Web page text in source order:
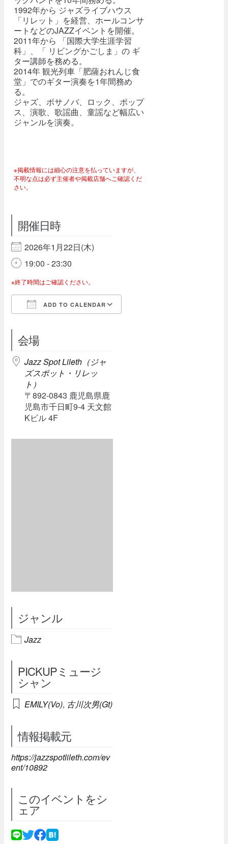
1992年から ジャズライブハウス
「リレット」を経営、ホールコンサ
ートなどのJAZZイベントを開催。
2011年から 「国際大学生涯学習
科」、「 リビングかごしま」の ギ
ター講師を務める。
2014年 観光列車「肥薩おれんじ食
堂」でのギター演奏を1年間務め
る。
ジャズ、ボサノバ、ロック、ポップ
ス、演歌、歌謡曲、童謡など幅広い
ジャンルを演奏。
※掲載情報には細心の注意を払っていますが、
不明な点は必ず主催者や掲載店舗へご確認くだ
さい。
開催日時
2026年1月22日(木)
19:00 - 23:30
※終了時間はご確認ください。
ADD TO CALENDAR
会場
Jazz Spot Lileth（ジャ
ズスポット・リレッ
ト）
〒892-0843 鹿児島県鹿
児島市千日町9-4 天文館
Kビル 4F
ジャンル
Jazz
PICKUPミュージ
シャン
EMILY(Vo), 古川次男(Gt)
情報掲載元
https://jazzspotlileth.com/ev
ent/10892
このイベントをシ
ェア